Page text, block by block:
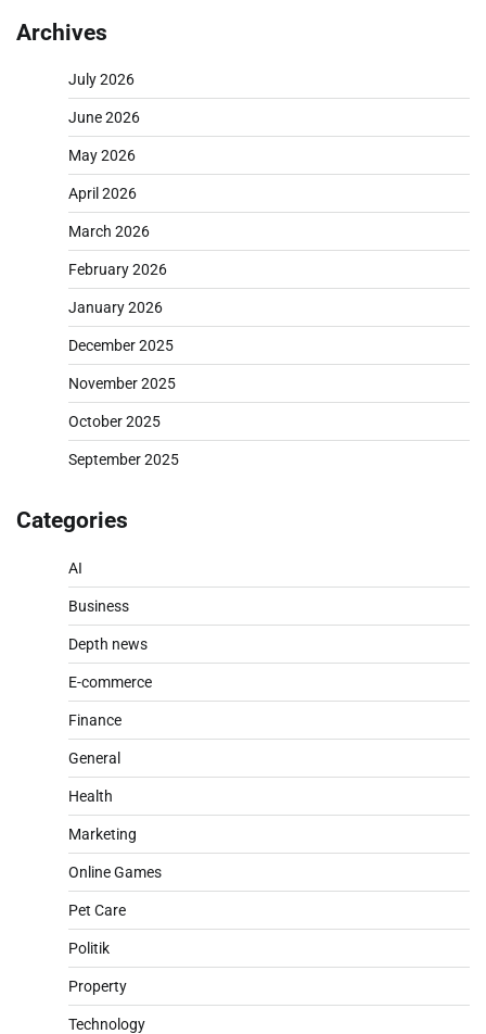
Archives
July 2026
June 2026
May 2026
April 2026
March 2026
February 2026
January 2026
December 2025
November 2025
October 2025
September 2025
Categories
AI
Business
Depth news
E-commerce
Finance
General
Health
Marketing
Online Games
Pet Care
Politik
Property
Technology